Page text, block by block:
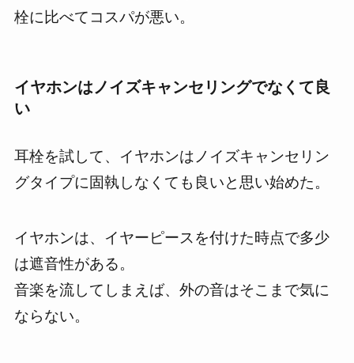
栓に比べてコスパが悪い。
イヤホンはノイズキャンセリングでなくて良
い
耳栓を試して、イヤホンはノイズキャンセリン
グタイプに固執しなくても良いと思い始めた。
イヤホンは、イヤーピースを付けた時点で多少
は遮音性がある。
音楽を流してしまえば、外の音はそこまで気に
ならない。